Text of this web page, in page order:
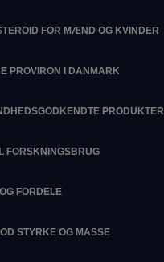
FOR MÆND OG KVINDER
PROVIRON I DANMARK
PRODUKTER
FORSKNINGSBRUG
FORDELE
STYRKE OG MASSE